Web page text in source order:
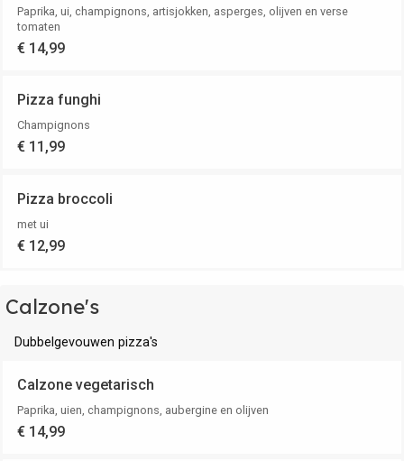
Paprika, ui, champignons, artisjokken, asperges, olijven en verse
tomaten
€ 14,99
Pizza funghi
Champignons
€ 11,99
Pizza broccoli
met ui
€ 12,99
Calzone's
Dubbelgevouwen pizza's
Calzone vegetarisch
Paprika, uien, champignons, aubergine en olijven
€ 14,99